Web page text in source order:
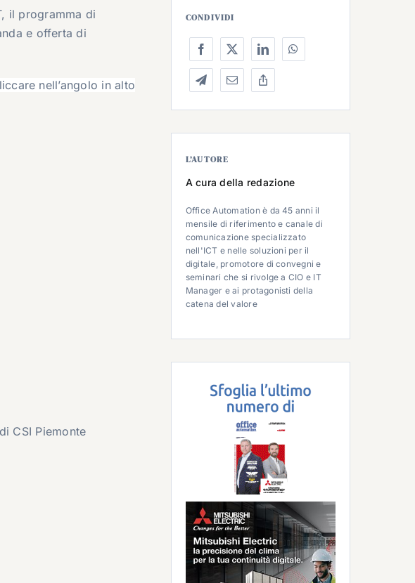
il programma di
e offerta di
nell’angolo in alto
CSI Piemonte
CONDIVIDI
L’AUTORE
A cura della redazione
Office Automation è da 45 anni il
mensile di riferimento e canale di
comunicazione specializzato
nell'ICT e nelle soluzioni per il
digitale, promotore di convegni e
seminari che si rivolge a CIO e IT
Manager e ai protagonisti della
catena del valore